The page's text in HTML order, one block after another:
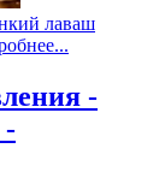
лаваш
-
-